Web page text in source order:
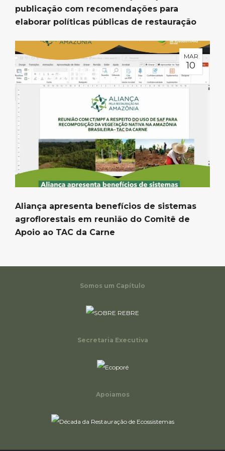
publicação com recomendações para
elaborar políticas públicas de restauração
MAR
10
Aliança apresenta benefícios de sistemas
agroflorestais em reunião do Comitê de
Apoio ao TAC da Carne
Somos um Capítulo
Secretaria Executiva
Apoiamos